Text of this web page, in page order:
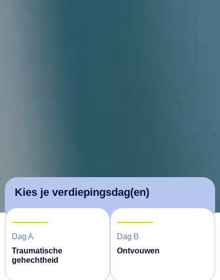
Kies je verdiepingsdag(en)
Dag A
Traumatische
gehechtheid
Dag B
Ontvouwen